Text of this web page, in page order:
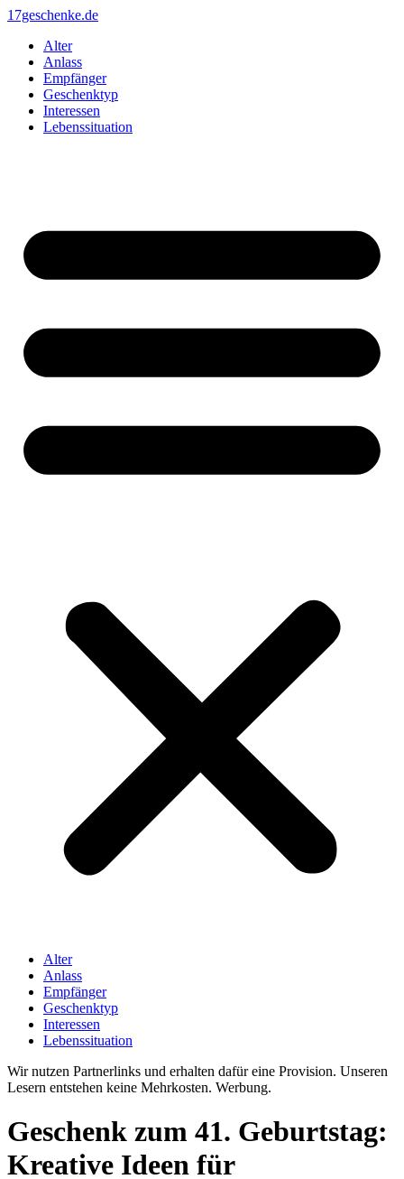
Zum
springen
17geschenke.de
Alter
Anlass
Empfänger
Geschenktyp
Interessen
Lebenssituation
Alter
Anlass
Empfänger
Geschenktyp
Interessen
Lebenssituation
Wir nutzen Partnerlinks und erhalten dafür eine Provision. Unseren
Lesern entstehen keine Mehrkosten. Werbung.
Geschenk zum 41. Geburtstag:
Kreative Ideen für